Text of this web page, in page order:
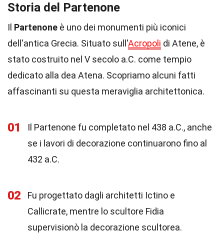
Storia del Partenone
Il Partenone è uno dei monumenti più iconici
dell'antica Grecia. Situato sull'Acropoli di Atene, è
stato costruito nel V secolo a.C. come tempio
dedicato alla dea Atena. Scopriamo alcuni fatti
affascinanti su questa meraviglia architettonica.
01
Il Partenone fu completato nel 438 a.C., anche
se i lavori di decorazione continuarono fino al
432 a.C.
02
Fu progettato dagli architetti Ictino e
Callicrate, mentre lo scultore Fidia
supervisionò la decorazione scultorea.